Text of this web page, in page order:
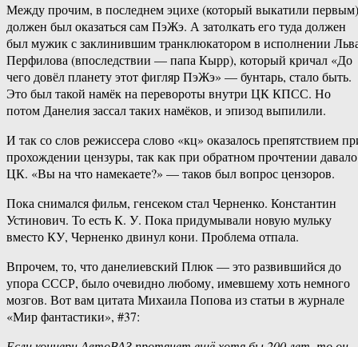
Между прочим, в последнем эцихе (который выкатили первым)
должен был оказаться сам ПэЖэ. А затолкать его туда должен
был мужик с заклинившим транклюкатором в исполнении
Перфилова (впоследствии — папа Кырр), который кричал «До
чего довёл планету этот фигляр ПэЖэ» — бунтарь, стало быть.
Это был такой намёк на перевороты внутри ЦК КПСС. Но
потом Данелия зассал таких намёков, и эпизод выпилили.
И так со слов режиссера слово «кц» оказалось препятствием
прохождении цензуры, так как при обратном прочтении давало
ЦК. «Вы на что намекаете?» — таков был вопрос цензоров.
Пока снимался фильм, генсеком стал Черненко. Константин
Устинович. То есть К. У. Пока придумывали новую мульку
вместо КУ, Черненко двинул кони. Проблема отпала.
Впрочем, то, что данелиевский Плюк — это развившийся до
упора СССР, было очевидно любому, имевшему хоть немного
мозгов. Вот вам цитата Михаила Попова из статьи в журнале
«Мир фантастики», #37: